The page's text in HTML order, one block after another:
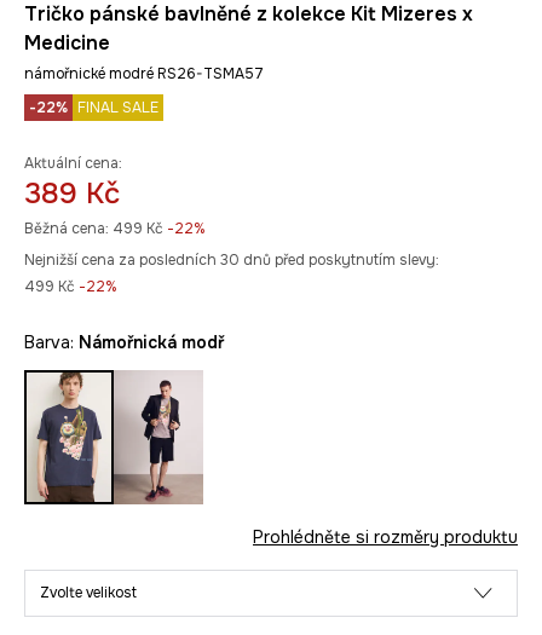
Tričko pánské bavlněné z kolekce Kit Mizeres x
Medicine
námořnické modré RS26-TSMA57
-22% FINAL SALE
Aktuální cena:
389 Kč
Běžná cena: 499 Kč -22%
Nejnižší cena za posledních 30 dnů před poskytnutím slevy:
499 Kč -22%
Barva: námořnická modř
Prohlédněte si rozměry produktu
Zvolte velikost